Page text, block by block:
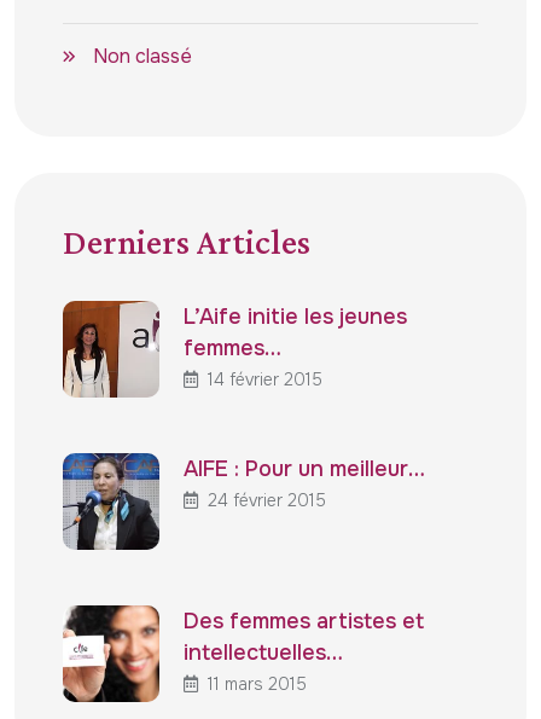
Non classé
Derniers Articles
L’Aife initie les jeunes
femmes…
14 février 2015
AIFE : Pour un meilleur…
24 février 2015
Des femmes artistes et
intellectuelles…
11 mars 2015